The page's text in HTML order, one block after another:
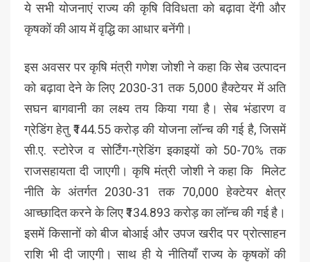
ये सभी योजनाएं राज्य की कृषि विविधता को बढ़ावा देंगी और
कृषकों की आय में वृद्धि का आधार बनेंगी।
इस अवसर पर कृषि मंत्री गणेश जोशी ने कहा कि सेब उत्पादन
को बढ़ावा देने के लिए 2030-31 तक 5,000 हैक्टेयर में अति
सघन बागवानी का लक्ष्य तय किया गया है। सेब भंडारण व
ग्रेडिंग हेतु ₹144.55 करोड़ की योजना लॉन्च की गई है, जिसमें
सी.ए. स्टोरेज व सोर्टिंग-ग्रेडिंग इकाइयों को 50-70% तक
राजसहायता दी जाएगी। कृषि मंत्री जोशी ने कहा कि मिलेट
नीति के अंतर्गत 2030-31 तक 70,000 हेक्टेयर क्षेत्र
आच्छादित करने के लिए ₹134.893 करोड़ का लॉन्च की गई है।
इसमें किसानों को बीज बोआई और उपज खरीद पर प्रोत्साहन
राशि भी दी जाएगी। साथ ही ये नीतियाँ राज्य के कृषकों की